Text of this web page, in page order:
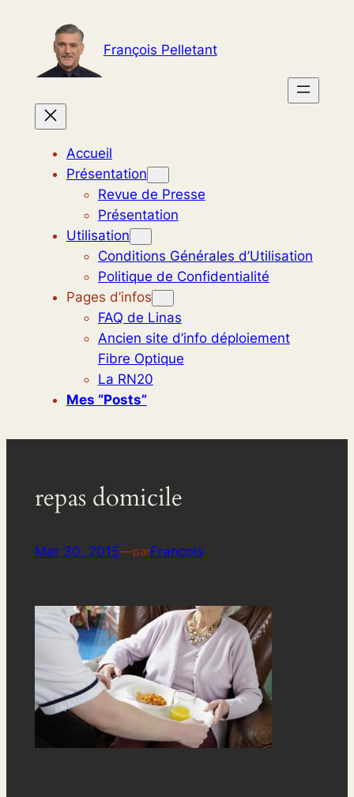
contenu
François Pelletant
Accueil
Présentation
Revue de Presse
Présentation
Utilisation
Conditions Générales d’Utilisation
Politique de Confidentialité
Pages d’infos
FAQ de Linas
Ancien site d’info déploiement
Fibre Optique
La RN20
Mes “posts”
repas domicile
Mar 30, 2015—parFrancois